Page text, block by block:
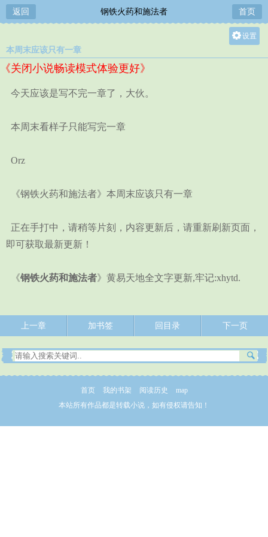
返回 钢铁火药和施法者 首页
设置
本周末应该只有一章
《关闭小说畅读模式体验更好》
今天应该是写不完一章了，大伙。
本周末看样子只能写完一章
Orz
《钢铁火药和施法者》本周末应该只有一章
正在手打中，请稍等片刻，内容更新后，请重新刷新页面，
即可获取最新更新！
《钢铁火药和施法者》黄易天地全文字更新,牢记:xhytd.
上一章 加书签 回目录 下一页
首页 我的书架 阅读历史
map
本站所有作品都是转载小说，如有侵权请告知！